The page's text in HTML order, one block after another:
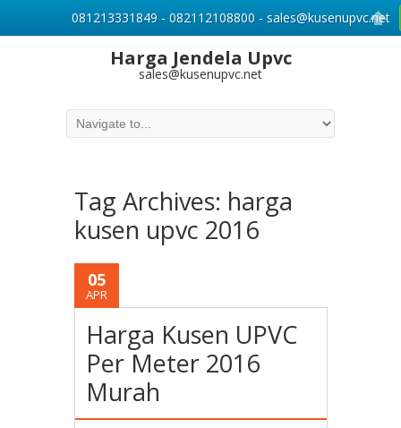
Harga Jendela Upvc
sales@kusenupvc.net
Tag Archives: harga
kusen upvc 2016
05
APR
Harga Kusen UPVC
Per Meter 2016
Murah
081213331849 - 082112108800 - sales@kusenupvc.net